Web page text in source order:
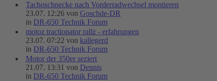
Tachoschnecke nach Vorderradwechsel montieren
23.07. 12:26 von Goschde-DR
in DR-650 Technik Forum
motoz tractionator rallz - erfahrungen
23.07. 07:22 von kallegerd
in DR-650 Technik Forum
Motor der 350er seziert
21.07. 13:31 von Dennis
in DR-650 Technik Forum